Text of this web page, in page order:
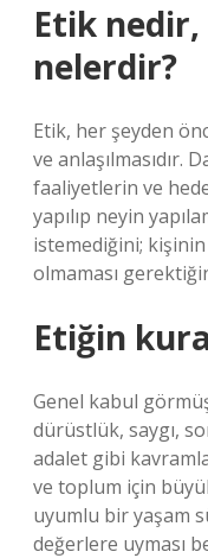
Etik
nelerdir?
Etik, her şeyden
ve
faaliyetlerin ve
yapılıp neyin
istemediğini;
olmaması
Etiğin
Genel kabul
dürüstlük, saygı,
adalet gibi
ve toplum için
uyumlu bir yaşam
değerlere uyması